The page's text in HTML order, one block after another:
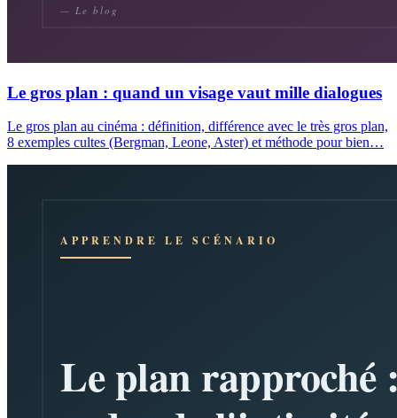
Le gros plan : quand un visage vaut mille dialogues
Le gros plan au cinéma : définition, différence avec le très gros plan,
8 exemples cultes (Bergman, Leone, Aster) et méthode pour bien…